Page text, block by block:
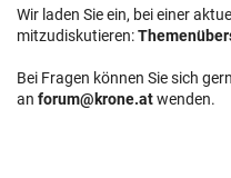
Wir laden Sie ein, bei einer
mitzudiskutieren:
Bei Fragen können Sie sich
an forum@krone.atwenden.